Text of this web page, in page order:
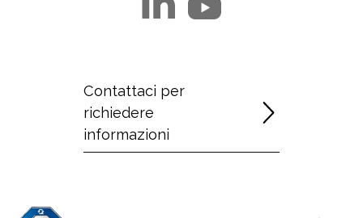
Contattaci per
richiedere
informazioni